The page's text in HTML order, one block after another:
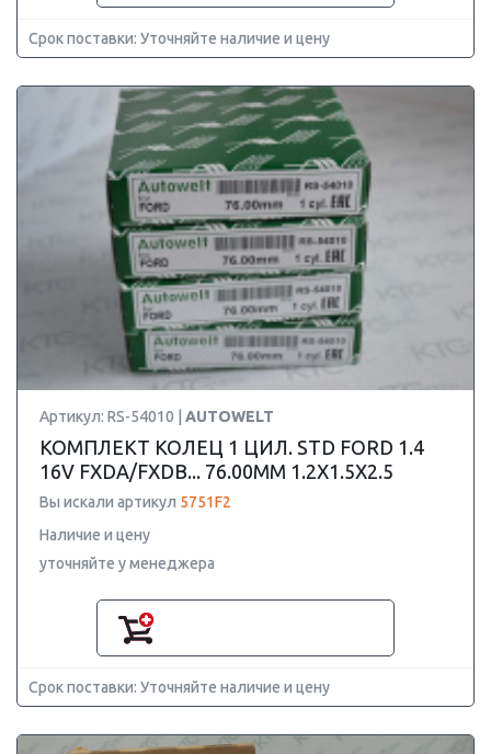
Срок поставки: Уточняйте наличие и цену
Артикул: RS-54010 | AUTOWELT
КОМПЛЕКТ КОЛЕЦ 1 ЦИЛ. STD FORD 1.4
16V FXDA/FXDB... 76.00MM 1.2X1.5X2.5
Вы искали артикул 5751F2
Наличие и цену
уточняйте у менеджера
Срок поставки: Уточняйте наличие и цену